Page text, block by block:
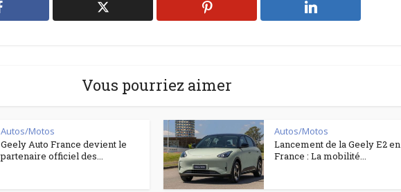
Vous pourriez aimer
Autos/Motos
Geely Auto France devient le
partenaire officiel des...
Autos/Motos
Lancement de la Geely E2 en
France : La mobilité...